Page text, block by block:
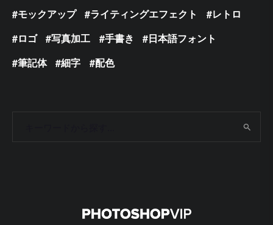
モックアップ
ライティングエフェクト
レトロ
ロゴ
写真加工 手書き
日本語フォント
筆記体
細字 配色